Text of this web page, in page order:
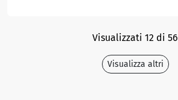
Visualizzati 12 di 56
Visualizza altri